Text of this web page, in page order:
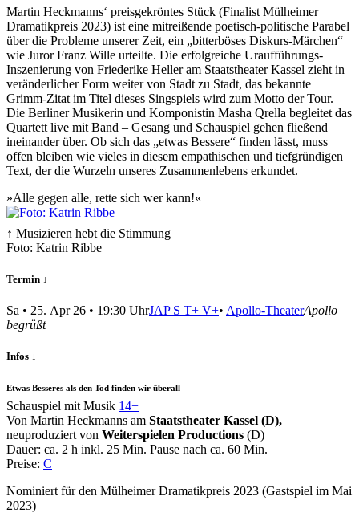
Martin Heckmanns‘ preisgekröntes Stück (Finalist Mülheimer
Dramatikpreis 2023) ist eine mitreißende poetisch-politische Parabel
über die Probleme unserer Zeit, ein „bitterböses Diskurs-Märchen“
wie Juror Franz Wille urteilte. Die erfolgreiche Uraufführungs-
Inszenierung von Friederike Heller am Staatstheater Kassel zieht in
veränderlicher Form weiter von Stadt zu Stadt, das bekannte
Grimm-Zitat im Titel dieses Singspiels wird zum Motto der Tour.
Die Berliner Musikerin und Komponistin Masha Qrella begleitet das
Quartett live mit Band – Gesang und Schauspiel gehen fließend
ineinander über. Ob sich das „etwas Bessere“ finden lässt, muss
offen bleiben wie vieles in diesem empathischen und tiefgründigen
Text, der die Wurzeln unseres Zusammenlebens erkundet.
»Alle gegen alle, rette sich wer kann!«
↑ Musizieren hebt die Stimmung
Foto: Katrin Ribbe
Termin ↓
Sa • 25. Apr 26 • 19:30 UhrJAP S T+ V+• Apollo-TheaterApollo
begrüßt
Infos ↓
Etwas Besseres als den Tod finden wir überall
Schauspiel mit Musik 14+
Von Martin Heckmanns am Staatstheater Kassel (D),
neuproduziert von Weiterspielen Productions (D)
Dauer: ca. 2 h inkl. 25 Min. Pause nach ca. 60 Min.
Preise: C
Nominiert für den Mülheimer Dramatikpreis 2023 (Gastspiel im Mai
2023)